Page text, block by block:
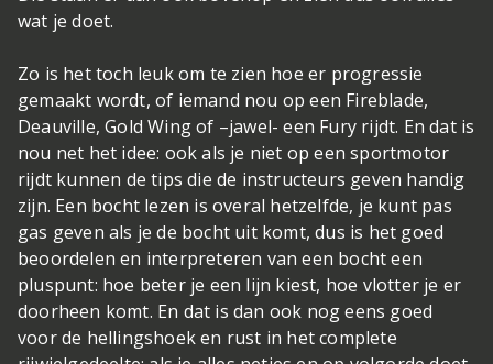
wat je doet.
Zo is het toch leuk om te zien hoe er progressie
gemaakt wordt, of iemand nou op een Fireblade,
Deauville, Gold Wing of –jawel- een Fury rijdt. En dat is
nou net het idee: ook als je niet op een sportmotor
rijdt kunnen de tips die de instructeurs geven handig
zijn. Een bocht lezen is overal hetzelfde, je kunt pas
gas geven als je de bocht uit komt, dus is het goed
beoordelen en interpreteren van een bocht een
pluspunt: hoe beter je een lijn kiest, hoe vlotter je er
doorheen komt. En dat is dan ook nog eens goed
voor de hellingshoek en rust in het complete